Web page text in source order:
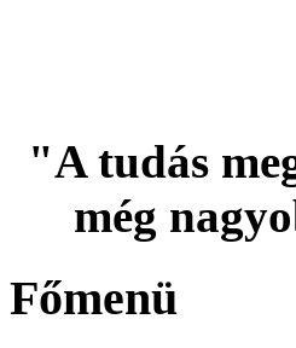
"A tudás
még
Főmenü